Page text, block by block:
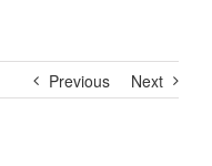
Previous Next